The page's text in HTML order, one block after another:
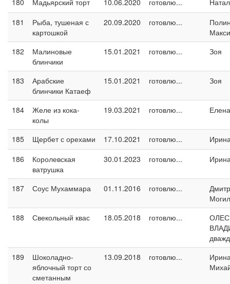
180
Мадьярский торт 10.06.2020 готовлю...
181
Рыба, тушеная с
картошкой
20.09.2020 готовлю...
182
Малиновые
блинчики
15.01.2021 готовлю... Зоя
183
Арабские
блинчики Катаеф
15.01.2021 готовлю... Зоя
184
Желе из кока-
колы
19.03.2021 готовлю...
185 Щербет с орехами 17.10.2021 готовлю...
186
Королевская
ватрушка
30.01.2023 готовлю...
187 Соус Мухаммара 01.11.2016 готовлю...
188
Свекольный квас 18.05.2018 готовлю...
189
Шоколадно-
яблочный торт со
сметанным
13.09.2018 готовлю...